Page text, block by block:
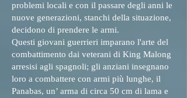
problemi locali e con il passare degli anni le
nuove generazioni, stanchi della situazione,
decidono di prendere le armi.
Questi giovani guerrieri imparano l'arte del
combattimento dai veterani di King Malong
arresisi agli spagnoli; gli anziani insegnano
loro a combattere con armi più lunghe, il
Panabas, un’ arma di circa 50 cm di lama e